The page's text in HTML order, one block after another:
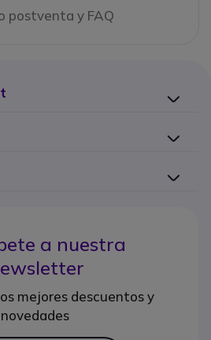
postventa y FAQ
a nuestra
mejores descuentos y
novedades